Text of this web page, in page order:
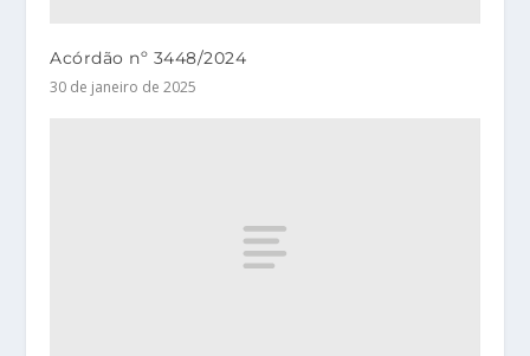
Acórdão nº 3448/2024
30 de janeiro de 2025